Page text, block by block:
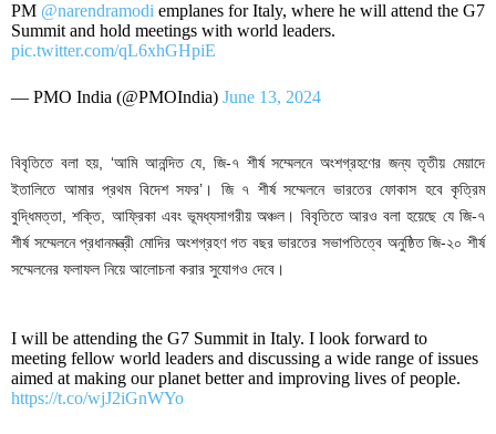
PM @narendramodi emplanes for Italy, where he will attend the G7
Summit and hold meetings with world leaders.
pic.twitter.com/qL6xhGHpiE
— PMO India (@PMOIndia) June 13, 2024
বিবৃতিতে বলা হয়, ‘আমি আনন্দিত যে, জি-৭ শীর্ষ সম্মেলনে অংশগ্রহণের জন্য তৃতীয় মেয়াদে
ইতালিতে আমার প্রথম বিদেশ সফর’। জি ৭ শীর্ষ সম্মেলনে ভারতের ফোকাস হবে কৃত্রিম
বুদ্ধিমত্তা, শক্তি, আফ্রিকা এবং ভূমধ্যসাগরীয় অঞ্চল। বিবৃতিতে আরও বলা হয়েছে যে জি-৭
শীর্ষ সম্মেলনে প্রধানমন্ত্রী মোদির অংশগ্রহণ গত বছর ভারতের সভাপতিত্বে অনুষ্ঠিত জি-২০ শীর্ষ
সম্মেলনের ফলাফল নিয়ে আলোচনা করার সুযোগও দেবে।
I will be attending the G7 Summit in Italy. I look forward to
meeting fellow world leaders and discussing a wide range of issues
aimed at making our planet better and improving lives of people.
https://t.co/wjJ2iGnWYo